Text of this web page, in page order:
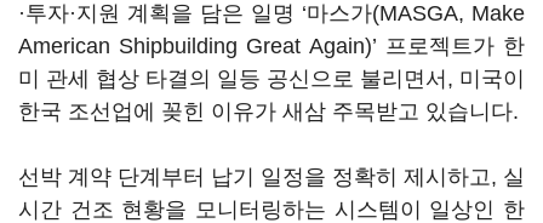
·투자·지원 계획을 담은 일명 ‘마스가(MASGA, Make
American Shipbuilding Great Again)’ 프로젝트가 한
미 관세 협상 타결의 일등 공신으로 불리면서, 미국이
한국 조선업에 꽂힌 이유가 새삼 주목받고 있습니다.
선박 계약 단계부터 납기 일정을 정확히 제시하고, 실
시간 건조 현황을 모니터링하는 시스템이 일상인 한